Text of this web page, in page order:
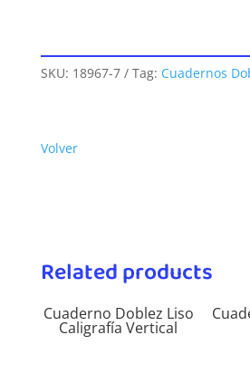
SKU: 18967-7 Tag: Cuadernos
Volver
Related products
Cuaderno Doblez Liso
Caligrafía Vertical